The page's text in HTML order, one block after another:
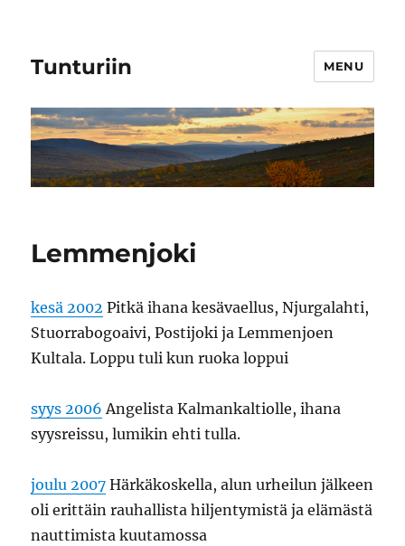
Tunturiin MENU
Lemmenjoki
kesä 2002 Pitkä ihana kesävaellus, Njurgalahti,
Stuorrabogoaivi, Postijoki ja Lemmenjoen
Kultala. Loppu tuli kun ruoka loppui
syys 2006 Angelista Kalmankaltiolle, ihana
syysreissu, lumikin ehti tulla.
joulu 2007 Härkäkoskella, alun urheilun jälkeen
oli erittäin rauhallista hiljentymistä ja elämästä
nauttimista kuutamossa